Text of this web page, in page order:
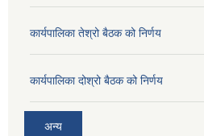
कार्यपालिका तेश्रो बैठक को निर्णय
कार्यपालिका दोश्रो बैठक को निर्णय
अन्य